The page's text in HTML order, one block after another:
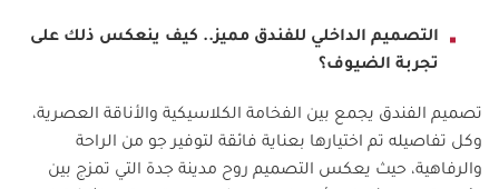
التصميم الداخلي للفندق مميز.. كيف ينعكس ذلك على
تجربة الضيوف؟
تصميم الفندق يجمع بين الفخامة الكلاسيكية والأناقة العصرية،
وكل تفاصيله تم اختيارها بعناية فائقة لتوفير جو من الراحة
والرفاهية، حيث يعكس التصميم روح مدينة جدة التي تمزج بين